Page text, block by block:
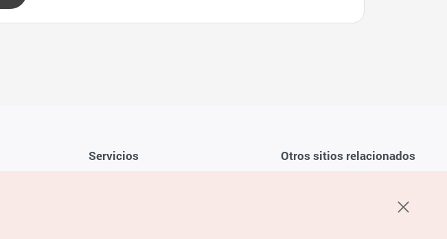
Servicios Otros sitios relacionados